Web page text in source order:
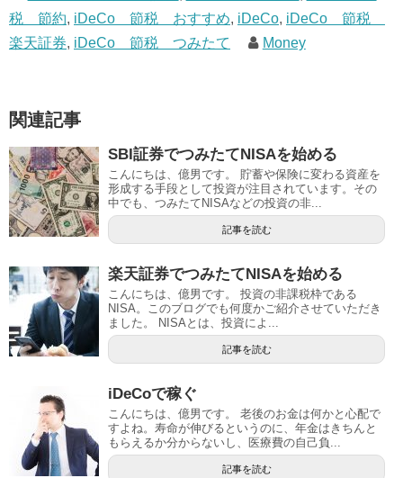
税 節約, iDeCo 節税 おすすめ, iDeCo, iDeCo 節税
楽天証券, iDeCo 節税 つみたて Money
関連記事
SBI証券でつみたてNISAを始める
こんにちは、億男です。 貯蓄や保険に変わる資産を
形成する手段として投資が注目されています。その
中でも、つみたてNISAなどの投資の非...
記事を読む
楽天証券でつみたてNISAを始める
こんにちは、億男です。 投資の非課税枠である
NISA。このブログでも何度かご紹介させていただき
ました。 NISAとは、投資によ...
記事を読む
iDeCoで稼ぐ
こんにちは、億男です。 老後のお金は何かと心配で
すよね。寿命が伸びるというのに、年金はきちんと
もらえるか分からないし、医療費の自己負...
記事を読む